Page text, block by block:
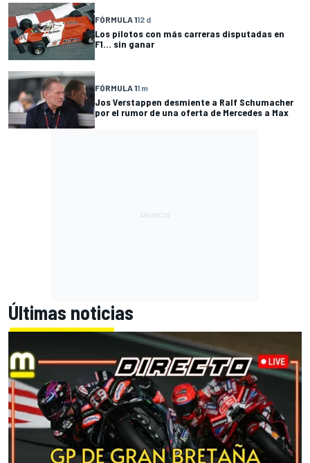
FÓRMULA 112 d
Los pilotos con más carreras disputadas en
F1... sin ganar
FÓRMULA 11 m
Jos Verstappen desmiente a Ralf Schumacher
por el rumor de una oferta de Mercedes a Max
Últimas noticias